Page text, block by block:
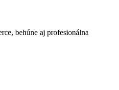
behúne aj profesionálna